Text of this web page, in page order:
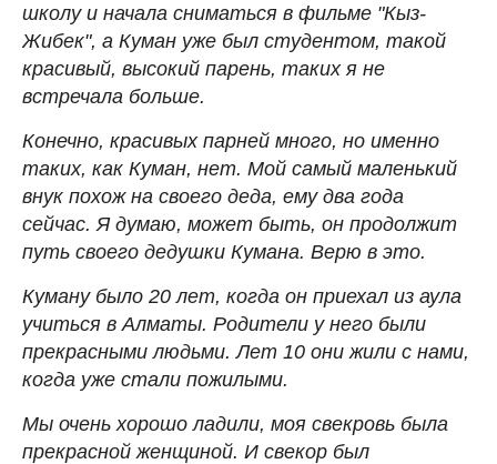
школу и начала сниматься в фильме "Кыз-
Жибек", а Куман уже был студентом, такой
красивый, высокий парень, таких я не
встречала больше.
Конечно, красивых парней много, но именно
таких, как Куман, нет. Мой самый маленький
внук похож на своего деда, ему два года
сейчас. Я думаю, может быть, он продолжит
путь своего дедушки Кумана. Верю в это.
Куману было 20 лет, когда он приехал из аула
учиться в Алматы. Родители у него были
прекрасными людьми. Лет 10 они жили с нами,
когда уже стали пожилыми.
Мы очень хорошо ладили, моя свекровь была
прекрасной женщиной. И свекор был